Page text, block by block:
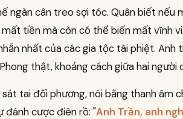
ngàn cân treo sợi tóc. Quân biết nếu
tiền mà còn có thể biến mất vĩnh
nhất của các gia tộc tài phiệt.
thật, khoảng cách giữa hai người
tai đối phương, nói bằng thanh âm
đánh cược điên rồ: "Anh Trần, anh